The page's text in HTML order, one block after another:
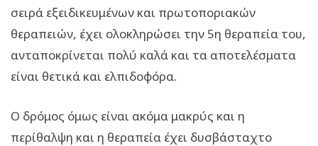
σειρά εξειδικευμένων και πρωτοποριακών
θεραπειών, έχει ολοκληρώσει την 5η θεραπεία του,
ανταποκρίνεται πολύ καλά και τα αποτελέσματα
είναι θετικά και ελπιδοφόρα.
Ο δρόμος όμως είναι ακόμα μακρύς και η
περίθαλψη και η θεραπεία έχει δυσβάσταχτο